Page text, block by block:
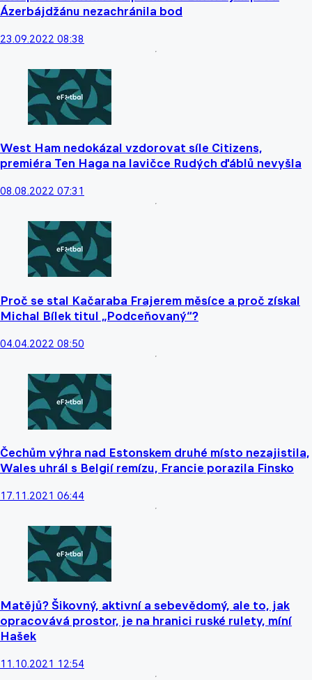
Ázerbájdžánu nezachránila bod
23.09.2022 08:38
West Ham nedokázal vzdorovat síle Citizens,
premiéra Ten Haga na lavičce Rudých ďáblů nevyšla
08.08.2022 07:31
Proč se stal Kačaraba Frajerem měsíce a proč získal
Michal Bílek titul „Podceňovaný“?
04.04.2022 08:50
Čechům výhra nad Estonskem druhé místo nezajistila,
Wales uhrál s Belgií remízu, Francie porazila Finsko
17.11.2021 06:44
Matějů? Šikovný, aktivní a sebevědomý, ale to, jak
opracovává prostor, je na hranici ruské rulety, míní
Hašek
11.10.2021 12:54